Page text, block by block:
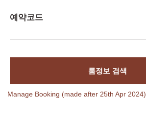
예약코드
룸정보 검색
Manage Booking (made after 25th Apr 2024)